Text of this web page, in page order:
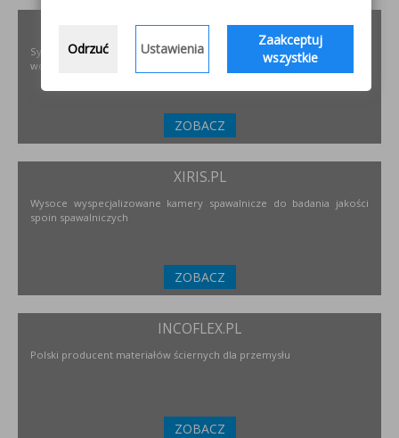
PODNOSZENIE.EU
Systemy transportu bliskiego, żurawie, żurawików, suwnice,
wciągników oraz wiele innych.
ZOBACZ
XIRIS.PL
Wysoce wyspecjalizowane kamery spawalnicze do badania jakości
spoin spawalniczych
ZOBACZ
INCOFLEX.PL
Polski producent materiałów ściernych dla przemysłu
ZOBACZ
Odrzuć Ustawienia
Zaakceptuj
wszystkie